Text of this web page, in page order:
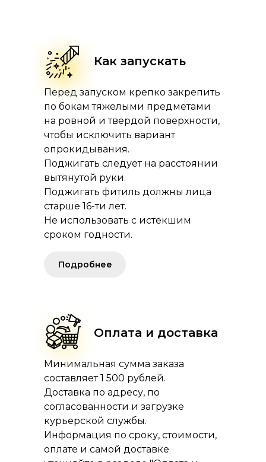
Как запускать
Перед запуском крепко закрепить
по бокам тяжелыми предметами
на ровной и твердой поверхности,
чтобы исключить вариант
опрокидывания.
Поджигать следует на расстоянии
вытянутой руки.
Поджигать фитиль должны лица
старше 16-ти лет.
Не использовать с истекшим
сроком годности.
Оплата и доставка
Минимальная сумма заказа
составляет 1 500 рублей.
Доставка по адресу, по
согласованности и загрузке
курьерской службы.
Информация по сроку, стоимости,
оплате и самой доставке
Подробнее